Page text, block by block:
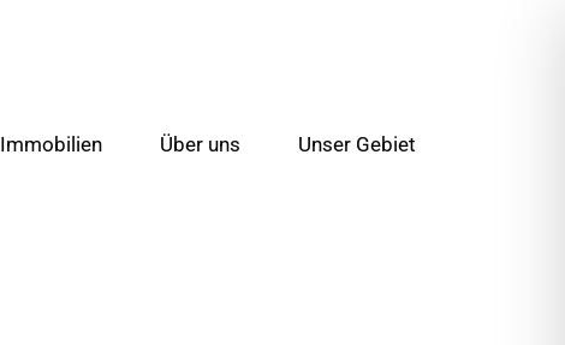
Immobilien Über uns Unser Gebiet